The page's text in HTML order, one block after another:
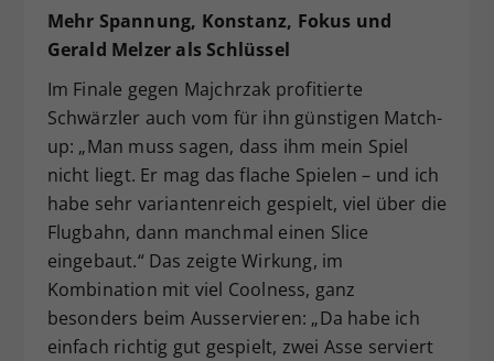
Mehr Spannung, Konstanz, Fokus und
Gerald Melzer als Schlüssel
Im Finale gegen Majchrzak profitierte
Schwärzler auch vom für ihn günstigen Match-
up: „Man muss sagen, dass ihm mein Spiel
nicht liegt. Er mag das flache Spielen – und ich
habe sehr variantenreich gespielt, viel über die
Flugbahn, dann manchmal einen Slice
eingebaut.“ Das zeigte Wirkung, im
Kombination mit viel Coolness, ganz
besonders beim Ausservieren: „Da habe ich
einfach richtig gut gespielt, zwei Asse serviert